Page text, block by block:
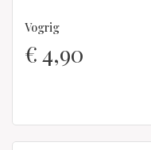
Vogrig
€4,90